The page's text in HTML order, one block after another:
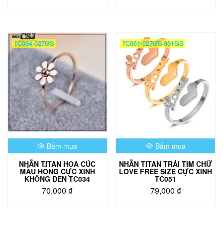
có
nhiều
biến
thể.
Các
tùy
chọn
có
thể
được
chọn
trên
sản
phẩm
TC034-027GS
Bấm mua
NHẪN TITAN HOA CÚC
MÀU HỒNG CỰC XINH
KHÔNG ĐEN TC034
70,000 ₫
TC051-027GS-031GS
Bấm mua
NHẪN TITAN TRÁI TIM CHỮ
LOVE FREE SIZE CỰC XINH
TC051
79,000 ₫